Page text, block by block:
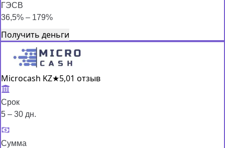
ГЭСВ
36,5% – 179%
Получить деньги
Microcash KZ★5,01 отзыв
Срок
5 – 30 дн.
Сумма